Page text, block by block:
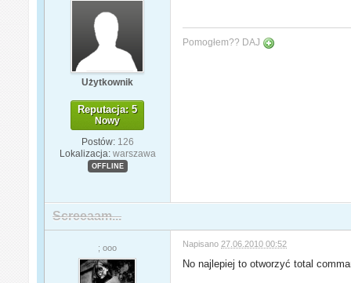
Użytkownik
Reputacja: 5
Nowy
Postów: 126
Lokalizacja: warszawa
OFFLINE
Pomogłem?? DAJ
Screeaam...
; ooo Napisano 27.06.2010 00:52
No najlepiej to otworzyć total